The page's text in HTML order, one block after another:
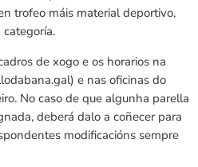
trofeo máis material deportivo,
de xogo e os horarios na
e nas oficinas do
No caso de que algunha parella
deberá dalo a coñecer para
modificacións sempre